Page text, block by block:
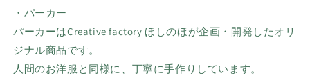
・パーカー
パーカーはCreative factory ほしのほが企画・開発したオリ
ジナル商品です。
人間のお洋服と同様に、丁寧に手作りしています。